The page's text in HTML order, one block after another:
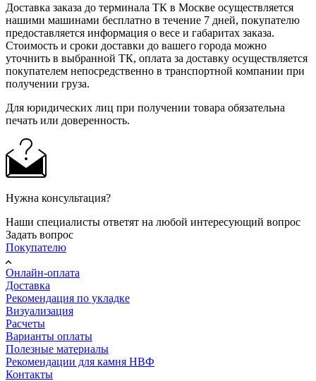
Доставка заказа до терминала ТК в Москве осуществляется
нашими машинами бесплатно в течение 7 дней, покупателю
предоставляется информация о весе и габаритах заказа.
Стоимость и сроки доставки до вашего города можно
уточнить в выбранной ТК, оплата за доставку осуществляется
покупателем непосредственно в транспортной компании при
получении груза.
Для юридических лиц при получении товара обязательна
печать или доверенность.
Нужна консультация?
Наши специалисты ответят на любой интересующий вопрос
Задать вопрос
Покупателю
Онлайн-оплата
Доставка
Рекомендация по укладке
Визуализация
Расчеты
Варианты оплаты
Полезные материалы
Рекомендации для камня НВФ
Контакты